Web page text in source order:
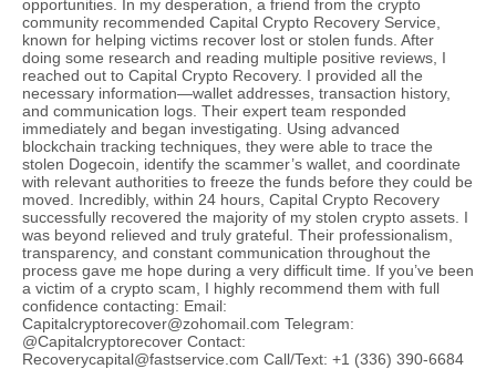
opportunities. In my desperation, a friend from the crypto
community recommended Capital Crypto Recovery Service,
known for helping victims recover lost or stolen funds. After
doing some research and reading multiple positive reviews, I
reached out to Capital Crypto Recovery. I provided all the
necessary information—wallet addresses, transaction history,
and communication logs. Their expert team responded
immediately and began investigating. Using advanced
blockchain tracking techniques, they were able to trace the
stolen Dogecoin, identify the scammer’s wallet, and coordinate
with relevant authorities to freeze the funds before they could be
moved. Incredibly, within 24 hours, Capital Crypto Recovery
successfully recovered the majority of my stolen crypto assets. I
was beyond relieved and truly grateful. Their professionalism,
transparency, and constant communication throughout the
process gave me hope during a very difficult time. If you’ve been
a victim of a crypto scam, I highly recommend them with full
confidence contacting: Email:
Capitalcryptorecover@zohomail.com Telegram:
@Capitalcryptorecover Contact:
Recoverycapital@fastservice.com Call/Text: +1 (336) 390-6684